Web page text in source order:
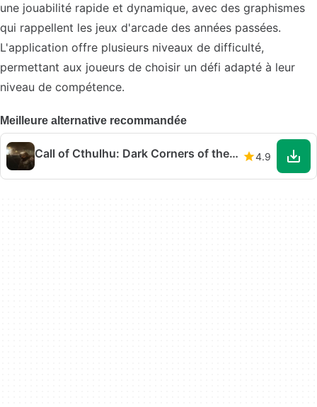
une jouabilité rapide et dynamique, avec des graphismes
qui rappellent les jeux d'arcade des années passées.
L'application offre plusieurs niveaux de difficulté,
permettant aux joueurs de choisir un défi adapté à leur
niveau de compétence.
Meilleure alternative recommandée
Call of Cthulhu: Dark Corners of the Earth 4.9